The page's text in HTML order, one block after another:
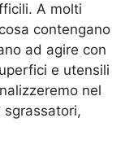
A molti
contengano
ad agire con
e utensili
nel